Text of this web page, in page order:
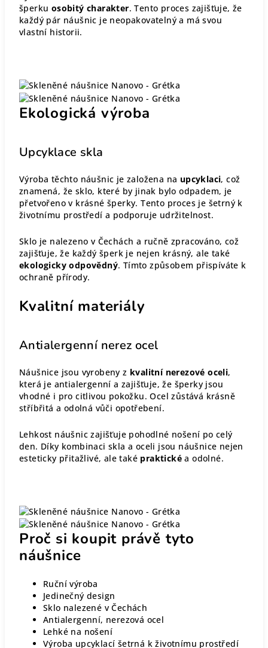
šperku osobitý charakter. Tento proces zajišťuje, že
každý pár náušnic je neopakovatelný a má svou
vlastní historii.
Ekologická výroba
Upcyklace skla
Výroba těchto náušnic je založena na upcyklaci, což
znamená, že sklo, které by jinak bylo odpadem, je
přetvořeno v krásné šperky. Tento proces je šetrný k
životnímu prostředí a podporuje udržitelnost.
Sklo je nalezeno v Čechách a ručně zpracováno, což
zajišťuje, že každý šperk je nejen krásný, ale také
ekologicky odpovědný. Tímto způsobem přispíváte k
ochraně přírody.
Kvalitní materiály
Antialergenní nerez ocel
Náušnice jsou vyrobeny z kvalitní nerezové oceli,
která je antialergenní a zajišťuje, že šperky jsou
vhodné i pro citlivou pokožku. Ocel zůstává krásně
stříbřitá a odolná vůči opotřebení.
Lehkost náušnic zajišťuje pohodlné nošení po celý
den. Díky kombinaci skla a oceli jsou náušnice nejen
esteticky přitažlivé, ale také praktické a odolné.
Proč si koupit právě tyto
náušnice
Ruční výroba
Jedinečný design
Sklo nalezené v Čechách
Antialergenní, nerezová ocel
Lehké na nošení
Výroba upcyklací šetrná k životnímu prostředí